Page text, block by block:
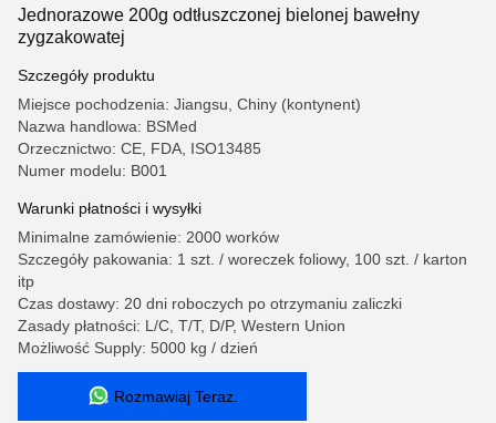
Jednorazowe 200g odtłuszczonej bielonej bawełny
zygzakowatej
Szczegóły produktu
Miejsce pochodzenia: Jiangsu, Chiny (kontynent)
Nazwa handlowa: BSMed
Orzecznictwo: CE, FDA, ISO13485
Numer modelu: B001
Warunki płatności i wysyłki
Minimalne zamówienie: 2000 worków
Szczegóły pakowania: 1 szt. / woreczek foliowy, 100 szt. / karton
itp
Czas dostawy: 20 dni roboczych po otrzymaniu zaliczki
Zasady płatności: L/C, T/T, D/P, Western Union
Możliwość Supply: 5000 kg / dzień
Rozmawiaj Teraz.